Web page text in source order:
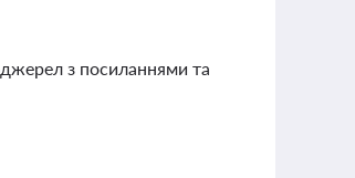
з посиланнями та